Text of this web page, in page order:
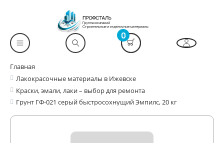
0
Главная
Лакокрасочные материалы в Ижевске
Краски, эмали, лаки – выбор для ремонта
Грунт ГФ-021 серый быстросохнущий Эмпилс, 20 кг